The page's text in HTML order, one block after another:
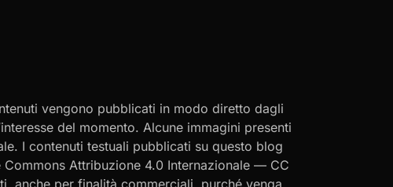
vengono pubblicati in modo diretto dagli
del momento. Alcune immagini presenti
I contenuti testuali pubblicati su questo blog
Attribuzione 4.0 Internazionale — CC